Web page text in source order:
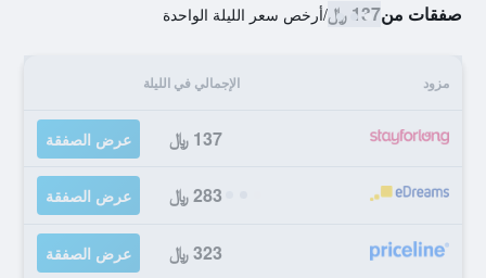
صفقات من137 ﷼ /أرخص سعر الليلة الواحدة
مزود الإجمالي في الليلة
137 ﷼ عرض الصفقة
283 ﷼ عرض الصفقة
323 ﷼ عرض الصفقة